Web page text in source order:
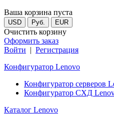
Ваша корзина пуста
USD Руб. EUR
Очистить корзину
Оформить заказ
Войти | Регистрация
Конфигуратор Lenovo
Конфигуратор серверов
Конфигуратор СХД
Каталог Lenovo